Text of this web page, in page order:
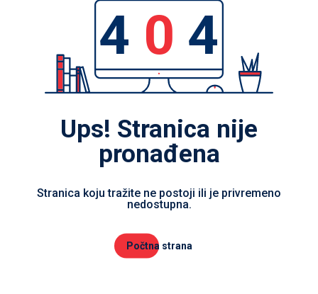
4 0 4
Ups! Stranica nije
pronađena
Stranica koju tražite ne postoji ili je privremeno
nedostupna.
Počtna strana